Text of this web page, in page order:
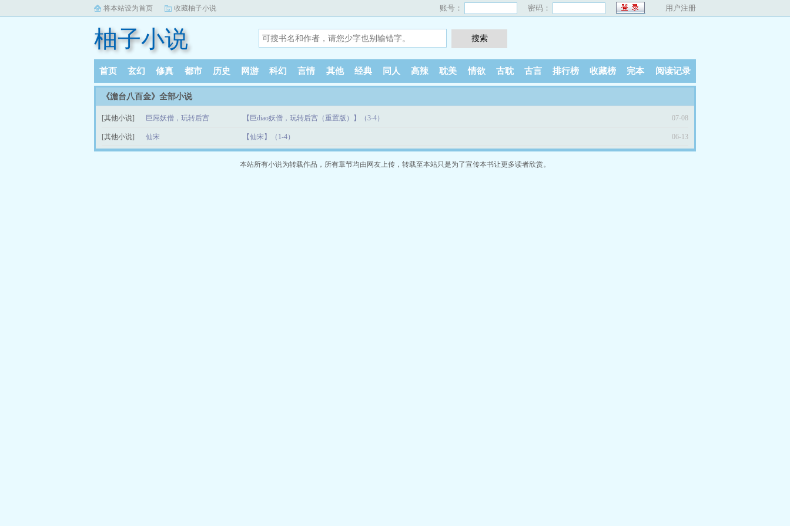
将本站设为首页 收藏柚子小说 账号： 密码： 用户注册
柚子小说
首页 玄幻 修真 都市 历史 网游 科幻 言情 其他 经典 同人 高辣 耽美 情欲 古耽 古言 排行榜 收藏榜 完本 阅读记录
《澹台八百金》全部小说
[其他小说] 巨屌妖僧，玩转后宫 【巨diao妖僧，玩转后宫（重置版）】（3-4） 07-08
[其他小说] 仙宋 【仙宋】（1-4） 06-13
本站所有小说为转载作品，所有章节均由网友上传，转载至本站只是为了宣传本书让更多读者欣赏。